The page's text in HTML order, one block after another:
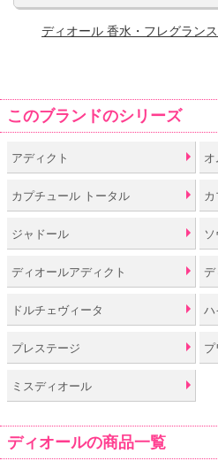
ディオール 香水・フレグラン
このブランドのシリーズ
アディクト オ
カプチュール トータル
ジャドール
ディオールアディクト デ
ドルチェヴィータ ハ
プレステージ プ
ミスディオール
ディオールの商品一覧